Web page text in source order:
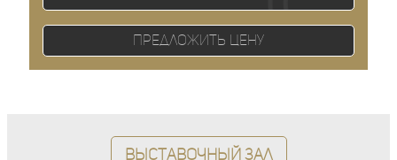
Предложить цену
Выставочный зал